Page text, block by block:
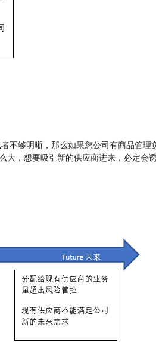
不够明晰，那么如果您公司有商品管理
大，想要吸引新的供应商进来，必定会